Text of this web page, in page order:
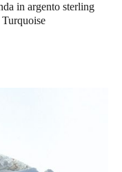
in argento sterling